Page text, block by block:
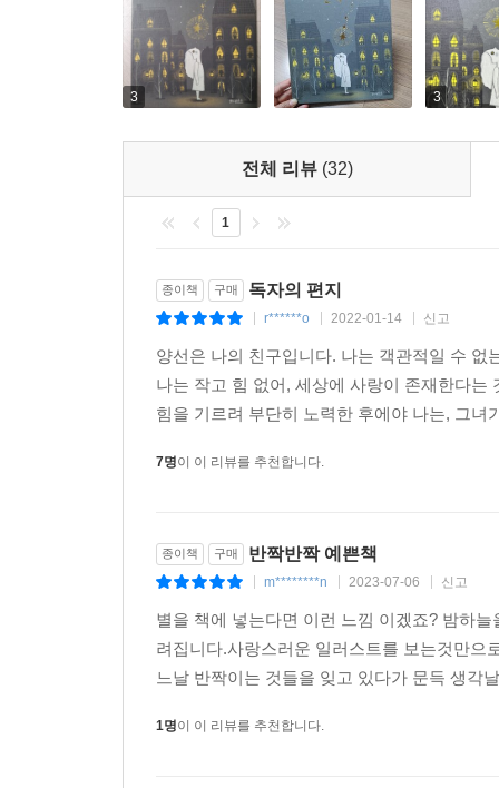
반짝임으로 이끕니다. 《반짝이》에는 많은 색
작가의 고요한 무채색의 세상에서 태어난 ‘작은
끝까지 색을 잃어 아무런 감정도 느껴지지 않는
마음을 지닌 사람들을 만나고 나서야 ‘반짝이’는 ‘
미치지 않더라도 우리는 매 순간 빛나고 있음
일이지만 반짝이로 뒤덮인 우리의 마음은 추운 겨
3 3
전체 리뷰 (32)
1
종이책 구매 독자의 편지
r******o 2022-01-14 신고
양선은 나의 친구입니다. 나는 객관적일 수
나는 작고 힘 없어, 세상에 사랑이 존재한다
힘을 기르려 부단히 노력한 후에야 나는, 그
7명이 이 리뷰를 추천합니다.
종이책 구매 반짝반짝 예쁜책
m********n 2023-07-06 신고
별을 책에 넣는다면 이런 느낌 이겠죠? 밤하
려집니다.사랑스러운 일러스트를 보는것만으
느날 반짝이는 것들을 잊고 있다가 문득 생각
1명이 이 리뷰를 추천합니다.